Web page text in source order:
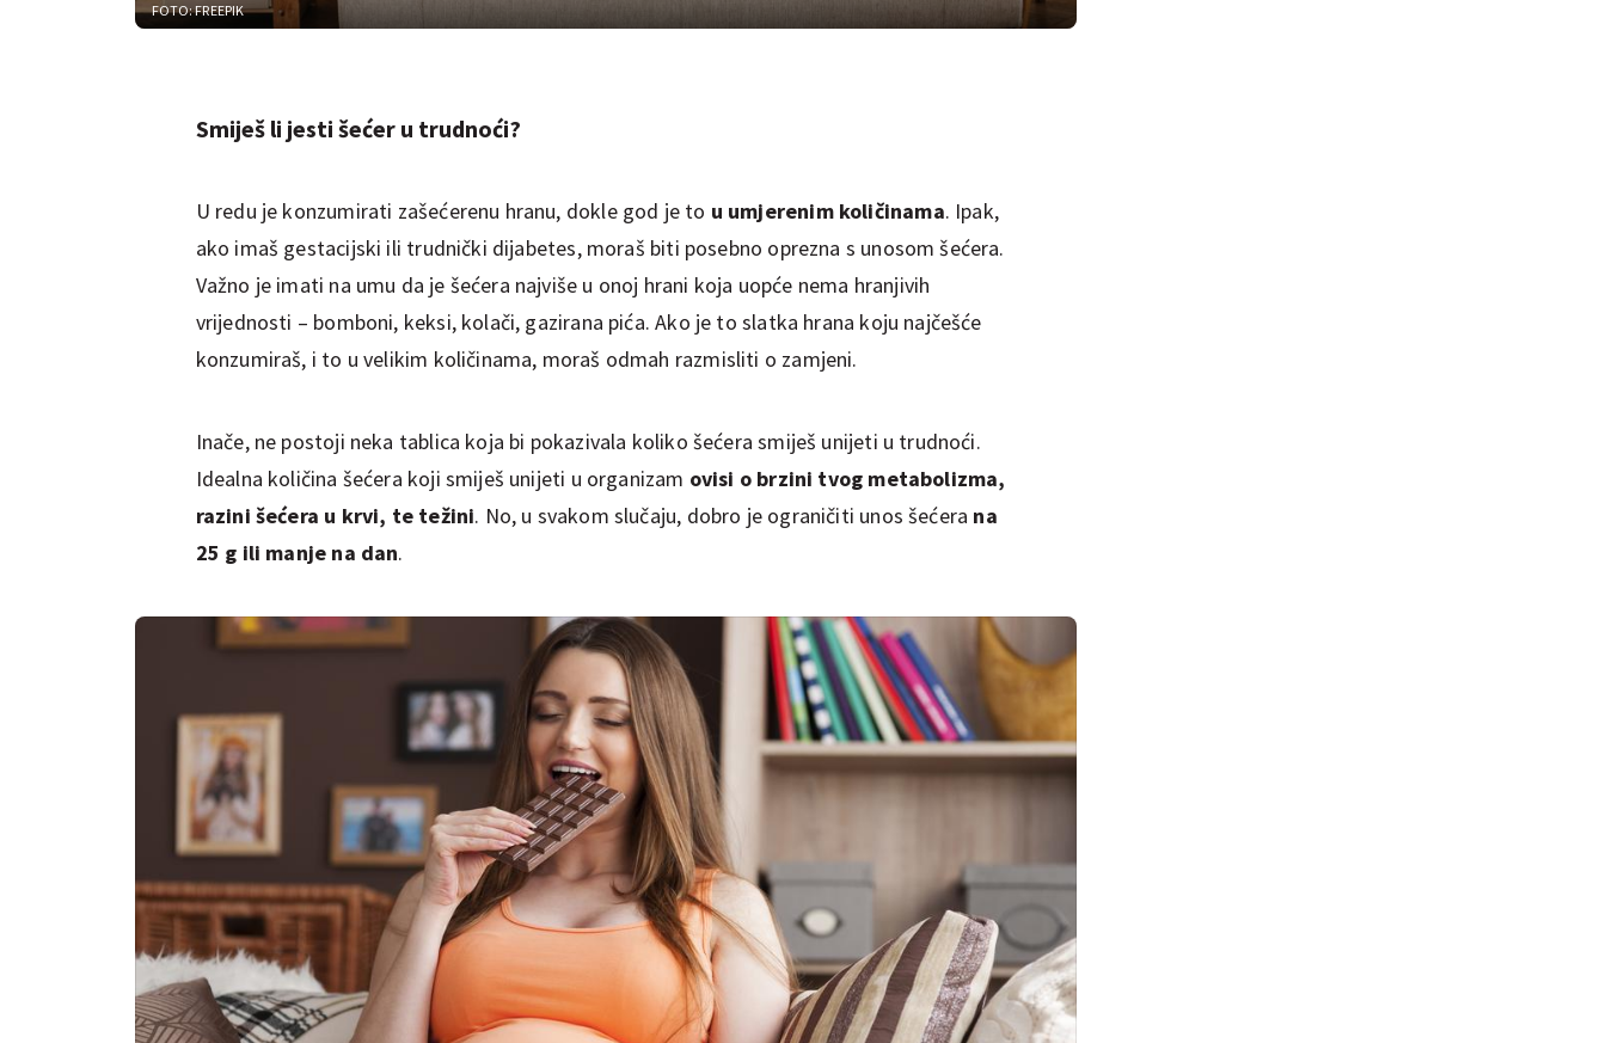
FOTO: FREEPIK
Smiješ li jesti šećer u trudnoći?
U redu je konzumirati zašećerenu hranu, dokle god je to u umjerenim količinama. Ipak,
ako imaš gestacijski ili trudnički dijabetes, moraš biti posebno oprezna s unosom šećera.
Važno je imati na umu da je šećera najviše u onoj hrani koja uopće nema hranjivih
vrijednosti – bomboni, keksi, kolači, gazirana pića. Ako je to slatka hrana koju najčešće
konzumiraš, i to u velikim količinama, moraš odmah razmisliti o zamjeni.
Inače, ne postoji neka tablica koja bi pokazivala koliko šećera smiješ unijeti u trudnoći.
Idealna količina šećera koji smiješ unijeti u organizam ovisi o brzini tvog metabolizma,
razini šećera u krvi, te težini. No, u svakom slučaju, dobro je ograničiti unos šećera na
25 g ili manje na dan.